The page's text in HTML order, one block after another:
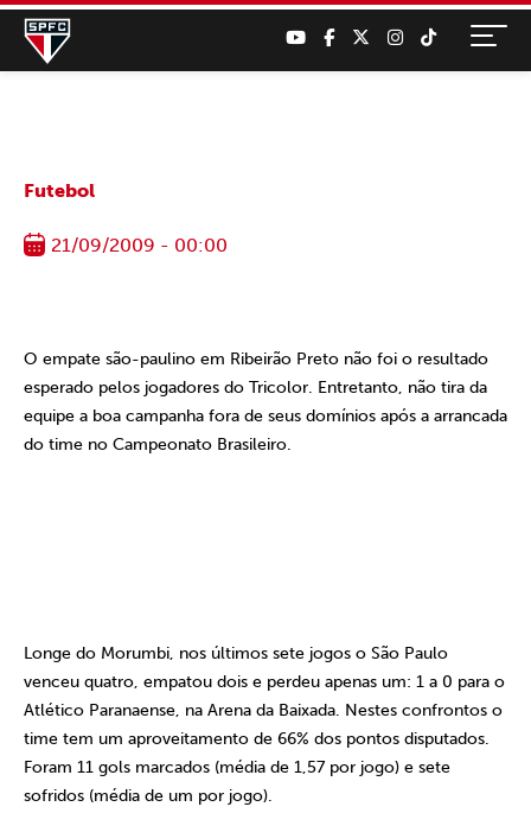
Futebol
21/09/2009 - 00:00
O empate são-paulino em Ribeirão Preto não foi o resultado
esperado pelos jogadores do Tricolor. Entretanto, não tira da
equipe a boa campanha fora de seus domínios após a arrancada
do time no Campeonato Brasileiro.
Longe do Morumbi, nos últimos sete jogos o São Paulo
venceu quatro, empatou dois e perdeu apenas um: 1 a 0 para o
Atlético Paranaense, na Arena da Baixada. Nestes confrontos o
time tem um aproveitamento de 66% dos pontos disputados.
Foram 11 gols marcados (média de 1,57 por jogo) e sete
sofridos (média de um por jogo).